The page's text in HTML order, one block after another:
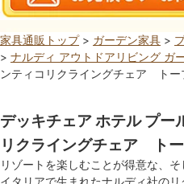
家具通販トップ> ガーデン家具 >
> ナルディ アウトドアリビング ガ
ンティコリクライングチェア ト
デッキチェア ホテル プー
リクライングチェア ト
リゾートを楽しむことが得意な、
イタリアで生まれたナルディ社の